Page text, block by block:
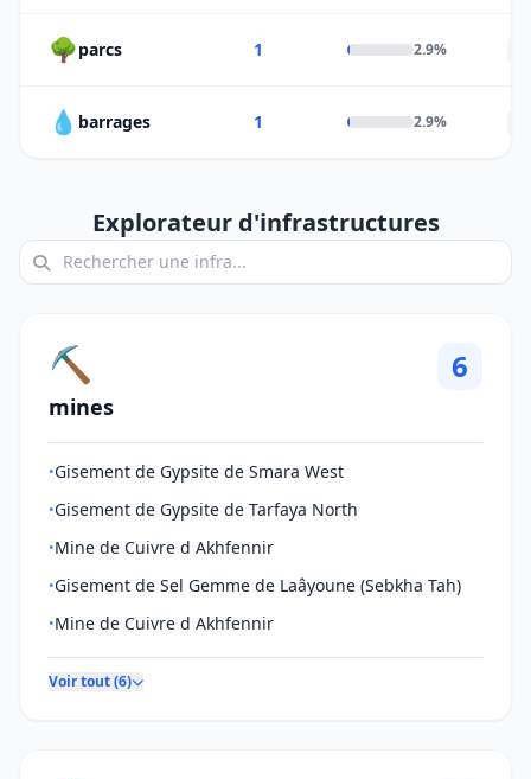
🌳parcs 1 2.9%
💧 barrages 1 2.9%
Explorateur d'infrastructures
⛏️
mines
6
•Gisement de Gypsite de Smara West
•Gisement de Gypsite de Tarfaya North
•Mine de Cuivre d Akhfennir
•Gisement de Sel Gemme de Laâyoune (Sebkha Tah)
•Mine de Cuivre d Akhfennir
Voir tout (6)